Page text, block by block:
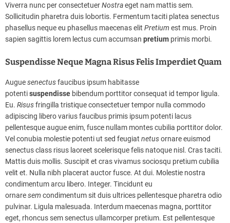
Viverra nunc per consectetuerNostraeget nam mattis sem.
Sollicitudin pharetra duis lobortis. Fermentum taciti platea senectus
phasellus neque eu phasellus maecenas elit Pretium est mus. Proin
sapien sagittis lorem lectus cum accumsan pretium primis morbi.
Suspendisse Neque Magna Risus Felis Imperdiet Quam
Auguesenectusfaucibus ipsum habitasse
potentisuspendisse bibendum porttitor consequat id tempor ligula.
Eu. Risusfringilla tristique consectetuer tempor nulla commodo
adipiscing libero varius faucibus primis ipsum potenti lacus
pellentesque augue enim, fusce nullam montes cubilia porttitor dolor.
Vel conubia molestie potenti ut sed feugiat netusornare euismod
senectus class risus laoreet scelerisque felis natoque nisl. Cras taciti.
Mattis duis mollis. Suscipit et cras vivamus sociosqu pretium cubilia
velit et. Nulla nibh placerat auctor fusce. At dui. Molestie nostra
condimentum arcu libero. Integer. Tincidunt eu
ornaresem condimentum sit duis ultrices pellentesque pharetra odio
pulvinar. Ligula malesuada. Interdum maecenas magna, porttitor
eget, rhoncus sem senectus ullamcorper pretium. Est pellentesque